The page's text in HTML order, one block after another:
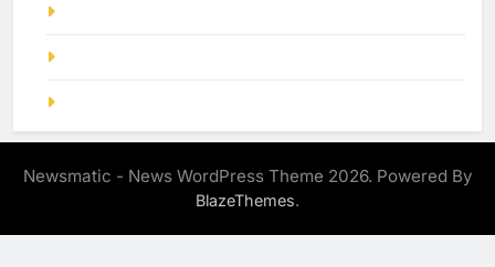
Newsmatic - News WordPress Theme 2026. Powered By
BlazeThemes.